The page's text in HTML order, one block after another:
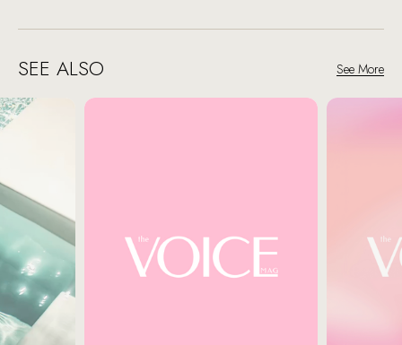
SEE ALSO See More